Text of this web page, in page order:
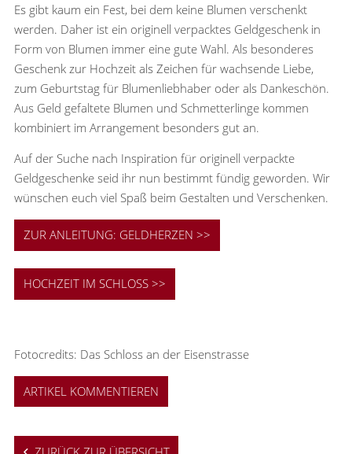
Es gibt kaum ein Fest, bei dem keine Blumen verschenkt
werden. Daher ist ein originell verpacktes Geldgeschenk in
Form von Blumen immer eine gute Wahl. Als besonderes
Geschenk zur Hochzeit als Zeichen für wachsende Liebe,
zum Geburtstag für Blumenliebhaber oder als Dankeschön.
Aus Geld gefaltete Blumen und Schmetterlinge kommen
kombiniert im Arrangement besonders gut an.
Auf der Suche nach Inspiration für originell verpackte
Geldgeschenke seid ihr nun bestimmt fündig geworden. Wir
wünschen euch viel Spaß beim Gestalten und Verschenken.
ZUR ANLEITUNG: GELDHERZEN >>
HOCHZEIT IM SCHLOSS >>
Fotocredits: Das Schloss an der Eisenstrasse
ARTIKEL KOMMENTIEREN